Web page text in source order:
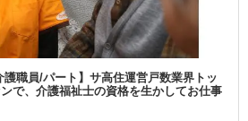
護職員/パート】サ高住運営戸数業界トッ
で、介護福祉士の資格を生かしてお仕事